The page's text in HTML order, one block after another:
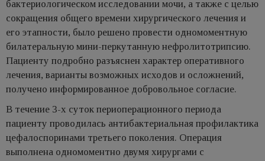
бактериологическом исследовании мочи, а также с целью
сокращения общего времени хирургического лечения и
его этапности, было решено провести одномоментную
билатеральную мини-перкутанную нефролитотрипсию.
Пациенту подробно разъяснен характер оперативного
лечения, варианты возможных исходов и осложнений,
получено информированное добровольное согласие.
В течение 3-х суток периоперационного периода
пациенту проводилась антибактериальная профилактика
цефалоспоринами третьего поколения. Операция
выполнена одномоментно двумя хирургами с